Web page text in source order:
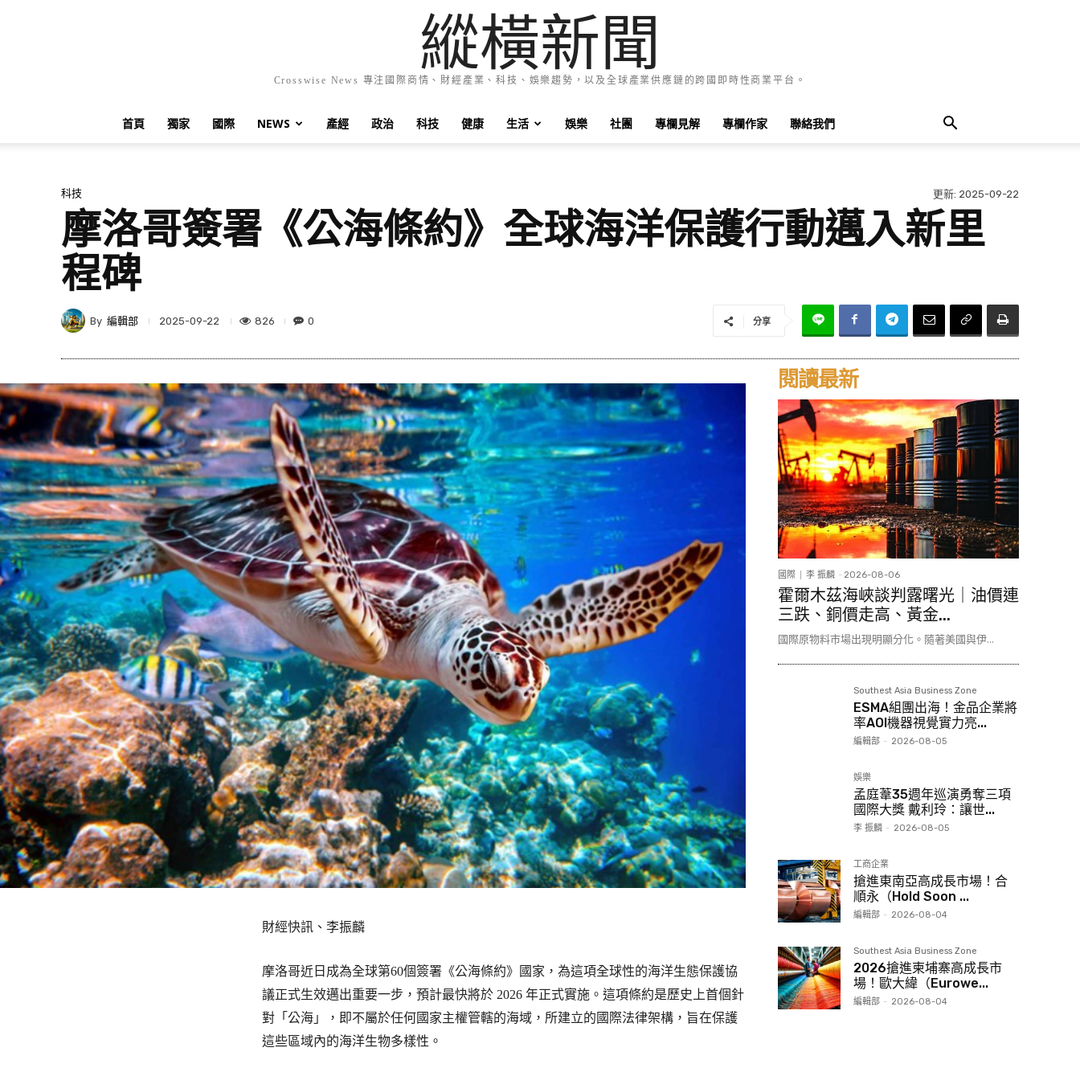
縱橫新聞
Crosswise News 專注國際商情、財經產業、科技、娛樂趨勢，以及全球產業供應鏈的跨國即時性商業平台。
首頁 獨家 國際 NEWS 產經 政治 科技 健康 生活 娛樂 社團 專欄見解 專欄作家 聯絡我們
科技 更新: 2025-09-22
摩洛哥簽署《公海條約》全球海洋保護行動邁入新里
程碑
By 編輯部 2025-09-22 826 0 分享
財經快訊、李振麟
摩洛哥近日成為全球第60個簽署《公海條約》國家，為這項全球性的海洋生態保護協
議正式生效邁出重要一步，預計最快將於 2026 年正式實施。這項條約是歷史上首個針
對「公海」，即不屬於任何國家主權管轄的海域，所建立的國際法律架構，旨在保護
這些區域內的海洋生物多樣性。
閱讀最新
國際 李 振麟 - 2026-08-06
霍爾木茲海峽談判露曙光｜油價連
三跌、銅價走高、黃金...
國際原物料市場出現明顯分化。隨著美國與伊...
Southest Asia Business Zone
ESMA組團出海！金品企業將
率AOI機器視覺實力亮...
編輯部 - 2026-08-05
娛樂
孟庭葦35週年巡演勇奪三項
國際大獎 戴利玲：讓世...
李 振麟 - 2026-08-05
工商企業
搶進東南亞高成長市場！合
順永（Hold Soon ...
編輯部 - 2026-08-04
Southest Asia Business Zone
2026搶進柬埔寨高成長市
場！歐大緯（Eurowe...
編輯部 - 2026-08-04